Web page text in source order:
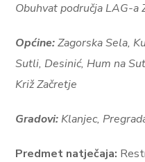
Obuhvat područja LAG-a
Općine:Zagorska Sela,
Sutli, Desinić, Hum na
Križ Začretje
Gradovi: Klanjec,
Predmet natječaja: